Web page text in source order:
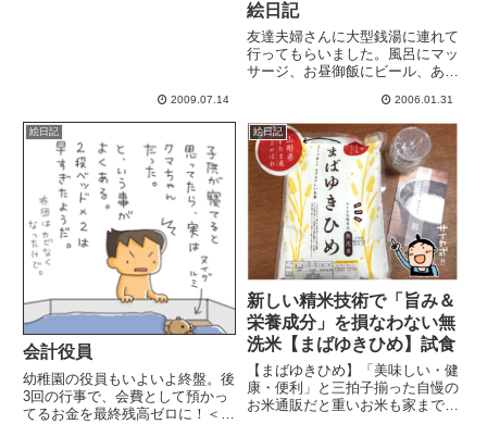
2009.07.14
絵日記
友達夫婦さんに大型銭湯に連れて
行ってもらいました。風呂にマッ
サージ、お昼御飯にビール、あ
玄関先にタクシーでお迎え。どう
やって家まで帰ったか覚えてませ
ん(トイレに行きたくて焦った記
憶はある贅沢したなー。楽しかっ
た...
2006.01.31
絵日記
会計役員
幼稚園の役員もいよいよ終盤。後
3回の行事で、会費として預かっ
てるお金を最終残高ゼロに！＜会
絵日記
新しい精米技術で「旨み＆
栄養成分」を損なわない無
洗米【まばゆきひめ】試食
【まばゆきひめ】「美味しい・健
康・便利」と三拍子揃った自慢の
お米通販だと重いお米も家まで届